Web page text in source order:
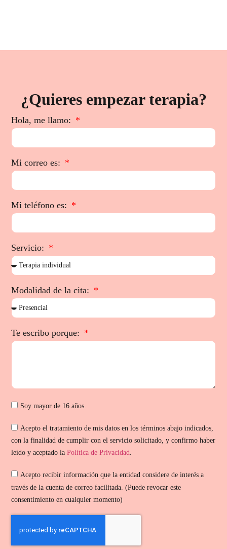
¿Quieres empezar terapia?
Hola, me llamo:
Mi correo es:
Mi teléfono es:
Servicio:
Modalidad de la cita:
Te escribo porque:
Soy mayor de 16 años.
Acepto el tratamiento de mis datos en los términos abajo indicados,
con la finalidad de cumplir con el servicio solicitado, y confirmo haber
leído y aceptado laPolítica de Privacidad.
Acepto recibir información que la entidad considere de interés a
través de la cuenta de correo facilitada. (Puede revocar este
consentimiento en cualquier momento)